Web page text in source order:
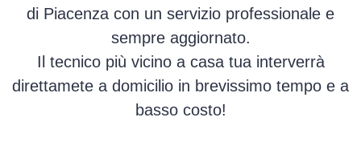
di Piacenza con un servizio professionale e
sempre aggiornato.
Il tecnico più vicino a casa tua interverrà
direttamete a domicilio in brevissimo tempo e a
basso costo!